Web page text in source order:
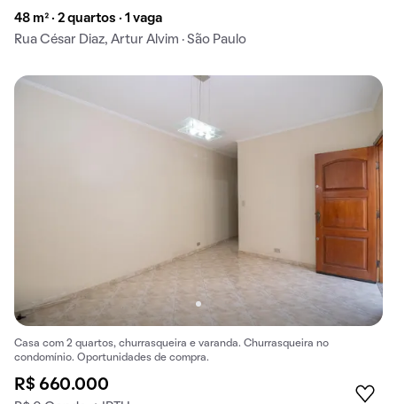
48 m² · 2 quartos · 1 vaga
Rua César Diaz, Artur Alvim · São Paulo
Casa com 2 quartos, churrasqueira e varanda. Churrasqueira no
condomínio. Oportunidades de compra.
R$ 660.000